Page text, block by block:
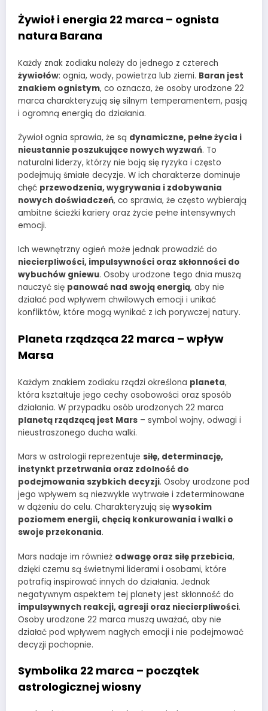
Żywioł i energia 22 marca – ognista
natura Barana
Każdy znak zodiaku należy do jednego z czterech
żywiołów: ognia, wody, powietrza lub ziemi. Baran jest
znakiem ognistym, co oznacza, że osoby urodzone 22
marca charakteryzują się silnym temperamentem, pasją
i ogromną energią do działania.
Żywioł ognia sprawia, że są dynamiczne, pełne życia i
nieustannie poszukujące nowych wyzwań. To
naturalni liderzy, którzy nie boją się ryzyka i często
podejmują śmiałe decyzje. W ich charakterze dominuje
chęć przewodzenia, wygrywania i zdobywania
nowych doświadczeń, co sprawia, że często wybierają
ambitne ścieżki kariery oraz życie pełne intensywnych
emocji.
Ich wewnętrzny ogień może jednak prowadzić do
niecierpliwości, impulsywności oraz skłonności do
wybuchów gniewu. Osoby urodzone tego dnia muszą
nauczyć się panować nad swoją energią, aby nie
działać pod wpływem chwilowych emocji i unikać
konfliktów, które mogą wynikać z ich porywczej natury.
Planeta rządząca 22 marca – wpływ
Marsa
Każdym znakiem zodiaku rządzi określona planeta,
która kształtuje jego cechy osobowości oraz sposób
działania. W przypadku osób urodzonych 22 marca
planetą rządzącą jest Mars – symbol wojny, odwagi i
nieustraszonego ducha walki.
Mars w astrologii reprezentuje siłę, determinację,
instynkt przetrwania oraz zdolność do
podejmowania szybkich decyzji. Osoby urodzone pod
jego wpływem są niezwykle wytrwałe i zdeterminowane
w dążeniu do celu. Charakteryzują się wysokim
poziomem energii, chęcią konkurowania i walki o
swoje przekonania.
Mars nadaje im również odwagę oraz siłę przebicia,
dzięki czemu są świetnymi liderami i osobami, które
potrafią inspirować innych do działania. Jednak
negatywnym aspektem tej planety jest skłonność do
impulsywnych reakcji, agresji oraz niecierpliwości.
Osoby urodzone 22 marca muszą uważać, aby nie
działać pod wpływem nagłych emocji i nie podejmować
decyzji pochopnie.
Symbolika 22 marca – początek
astrologicznej wiosny